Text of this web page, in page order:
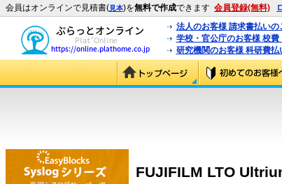
会員はオンラインで見積書(見本)を無料で作成できます 会員登録(無料)
法人のお客様 請求書払いの
学校・官公庁のお客様 校
研究機関のお客様 科研費払
FUJIFILM LTO